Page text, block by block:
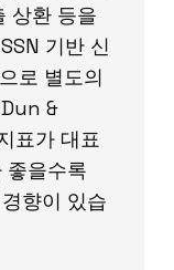
상환 등을
기반 신
로 별도의
&
표가 대표
좋을수록
향이 있습